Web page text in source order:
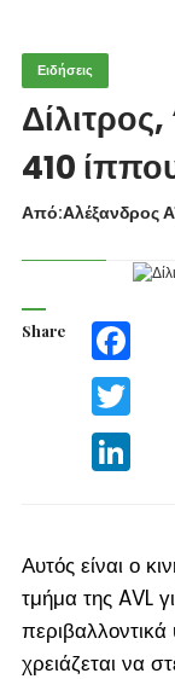
Ειδήσεις
410
Από:Aλέξανδρος
Share
Twitter
Αυτός είναι ο
τμήμα της AVL
χρειάζεται να